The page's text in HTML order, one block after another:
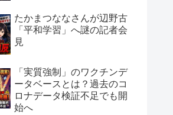
たかまつななさんが辺野古
「平和学習」へ謎の記者会
見
「実質強制」のワクチンデ
ータベースとは？過去のコ
ロナデータ検証不足でも開
始へ